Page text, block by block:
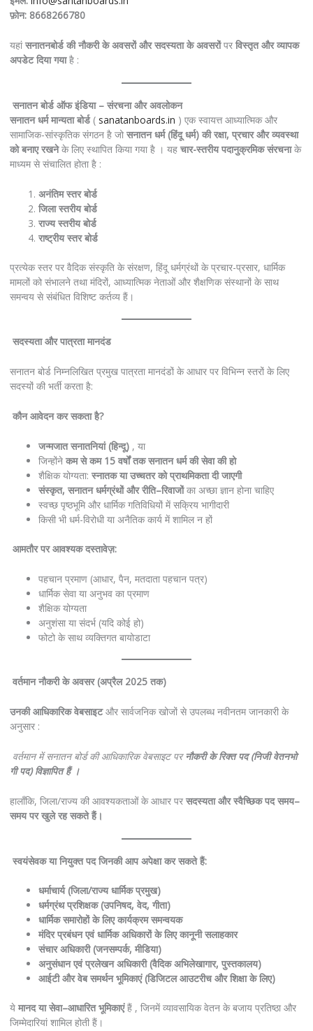
फ़ोन: 8668266780
यहां सनातनबोर्ड की नौकरी के अवसरों और सदस्यता के अवसरोंपर विस्तृत और व्यापक
अपडेट दिया गयाहै :
सनातन बोर्ड ऑफ इंडिया– संरचना और अवलोकन
सनातन धर्म मान्यता बोर्ड( sanatanboards.in ) एक स्वायत्त आध्यात्मिक और
सामाजिक-सांस्कृतिक संगठन है जो सनातन धर्म (हिंदू धर्म) की रक्षा, प्रचार और व्यवस्था
को बनाए रखनेके लिए स्थापित किया गया है । यह चार-स्तरीय पदानुक्रमिक संरचनाके
माध्यम से संचालित होता है :
अनंतिम स्तर बोर्ड
जिला स्तरीय बोर्ड
राज्य स्तरीय बोर्ड
राष्ट्रीय स्तर बोर्ड
प्रत्येक स्तर पर वैदिक संस्कृति के संरक्षण, हिंदू धर्मग्रंथों के प्रचार-प्रसार, धार्मिक
मामलों को संभालने तथा मंदिरों, आध्यात्मिक नेताओं और शैक्षणिक संस्थानों के साथ
समन्वय से संबंधित विशिष्ट कर्तव्य हैं।
सदस्यता और पात्रता मानदंड
सनातन बोर्ड निम्नलिखित प्रमुख पात्रता मानदंडों के आधार पर विभिन्न स्तरों के लिए
सदस्यों की भर्ती करता है:
कौन आवेदन कर सकता है?
जन्मजात सनातनियां(हिन्दू), या
जिन्होंने कम से कम15 वर्षों तक सनातन धर्म की सेवा की हो
शैक्षिक योग्यता: स्नातक या उच्चतर को प्राथमिकता दी जाएगी
संस्कृत, सनातन धर्मग्रंथों और रीति–रिवाजोंका अच्छा ज्ञान होना चाहिए
स्वच्छ पृष्ठभूमि और धार्मिक गतिविधियों में सक्रिय भागीदारी
किसी भी धर्म-विरोधी या अनैतिक कार्य में शामिल न हों
आमतौर पर आवश्यक दस्तावेज़:
पहचान प्रमाण (आधार, पैन, मतदाता पहचान पत्र)
धार्मिक सेवा या अनुभव का प्रमाण
शैक्षिक योग्यता
अनुशंसा या संदर्भ (यदि कोई हो)
फोटो के साथ व्यक्तिगत बायोडाटा
वर्तमान नौकरी के अवसर(अप्रैल2025 तक)
उनकी आधिकारिक वेबसाइटऔर सार्वजनिक खोजों से उपलब्ध नवीनतम जानकारी के
अनुसार :
वर्तमान में सनातन बोर्ड की आधिकारिक वेबसाइट पर नौकरी के रिक्त पद(निजी वेतनभो
गी पद)विज्ञापित हैं ।
हालाँकि, जिला/राज्य की आवश्यकताओं के आधार पर सदस्यता और स्वैच्छिक पद समय–
समय पर खुले रह सकते हैं।
स्वयंसेवक या नियुक्त पद जिनकी आप अपेक्षा कर सकते हैं:
धर्माचार्य(जिला/राज्य धार्मिक प्रमुख)
धर्मग्रंथ प्रशिक्षक(उपनिषद, वेद, गीता)
धार्मिक समारोहों के लिए कार्यक्रम समन्वयक
मंदिर प्रबंधन एवं धार्मिक अधिकारों के लिए कानूनी सलाहकार
संचार अधिकारी(जनसम्पर्क, मीडिया)
अनुसंधान एवं प्रलेखन अधिकारी(वैदिक अभिलेखागार, पुस्तकालय)
आईटी और वेब समर्थन भूमिकाएं(डिजिटल आउटरीच और शिक्षा के लिए)
ये मानद या सेवा–आधारित भूमिकाएंहैं , जिनमें व्यावसायिक वेतन के बजाय प्रतिष्ठा और
जिम्मेदारियां शामिल होती हैं।